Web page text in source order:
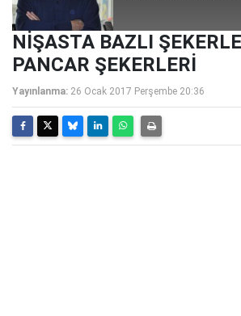
NİŞASTA BAZLI
PANCAR ŞEKERLERİ
Yayınlanma: 26 Ocak 2017 Perşembe 20:36